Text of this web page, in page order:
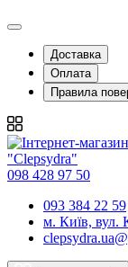
Доставка
Оплата
Правила
098 428 97 50
093 384 22 59
м. Київ, вул.